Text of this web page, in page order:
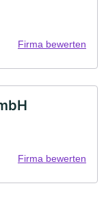
Firma bewerten
Firma bewerten